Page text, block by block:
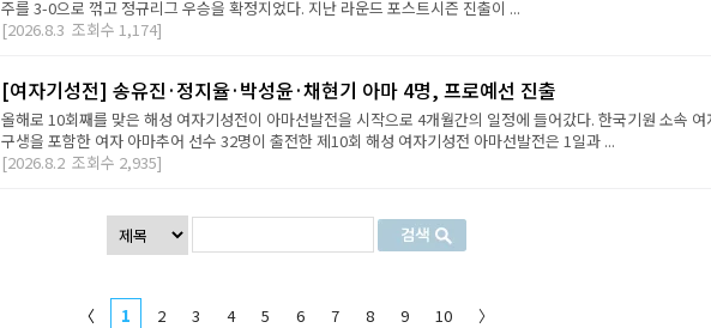
주를 3-0으로 꺾고 정규리그 우승을 확정지었다. 지난 라운드 포스트시즌 진출이 ...
[2026.8.3 조회수 1,174]
[여자기성전] 송유진·정지율·박성윤·채현기 아마 4명, 프로예선 진출
올해로 10회째를 맞은 해성 여자기성전이 아마선발전을 시작으로 4개월간의 일정에 들어갔다. 한국기원 소속 여
구생을 포함한 여자 아마추어 선수 32명이 출전한 제10회 해성 여자기성전 아마선발전은 1일과 ...
[2026.8.2 조회수 2,935]
〈 1 2 3 4 5 6 7 8 9 10 〉